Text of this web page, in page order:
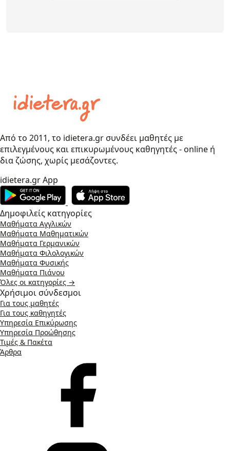
Από το 2011, το idietera.gr συνδέει μαθητές με
επιλεγμένους και επικυρωμένους καθηγητές - online ή
δια ζώσης, χωρίς μεσάζοντες.
idietera.gr App
Δημοφιλείς κατηγορίες
Μαθήματα Αγγλικών
Μαθήματα Μαθηματικών
Μαθήματα Γερμανικών
Μαθήματα Φιλολογικών
Μαθήματα Φυσικής
Μαθήματα Πιάνου
Όλες οι κατηγορίες →
Χρήσιμοι σύνδεσμοι
Για τους μαθητές
Για τους καθηγητές
Υπηρεσία Επικύρωσης
Υπηρεσία Προώθησης
Τιμές & Πακέτα
Άρθρα